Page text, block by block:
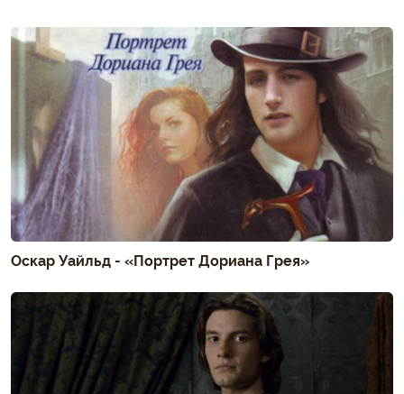
Оскар Уайльд - «Портрет Дориана Грея»